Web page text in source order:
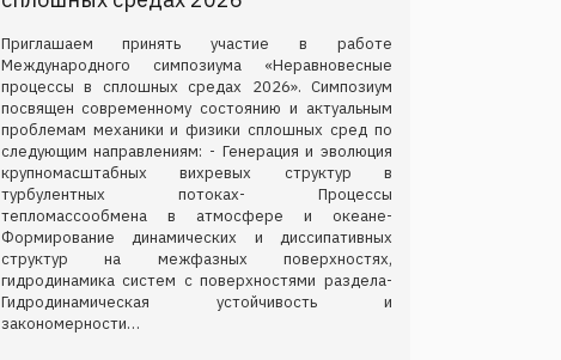
Приглашаем принять участие в работе
Международного симпозиума «Неравновесные
процессы в сплошных средах 2026». Симпозиум
посвящен современному состоянию и актуальным
проблемам механики и физики сплошных сред по
следующим направлениям: - Генерация и эволюция
крупномасштабных вихревых структур в
турбулентных потоках- Процессы
тепломассообмена в атмосфере и океане-
Формирование динамических и диссипативных
структур на межфазных поверхностях,
гидродинамика систем с поверхностями раздела-
Гидродинамическая устойчивость и
закономерности…